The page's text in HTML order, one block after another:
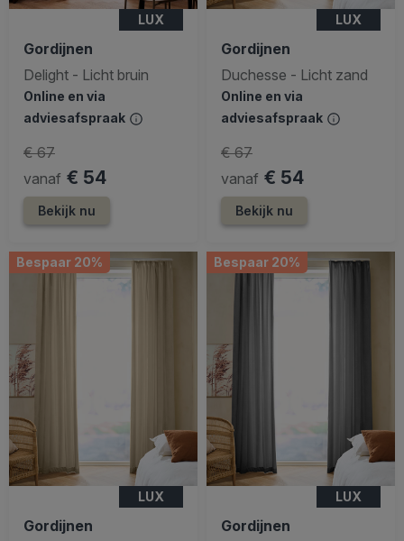
LUX
Gordijnen
Delight - Licht bruin
Online en via
adviesafspraak
vanaf € 54
€ 67
Bekijk nu
LUX
Gordijnen
Duchesse - Licht zand
Online en via
adviesafspraak
vanaf € 54
€ 67
Bekijk nu
Bespaar 20%
LUX
Gordijnen
Bespaar 20%
LUX
Gordijnen